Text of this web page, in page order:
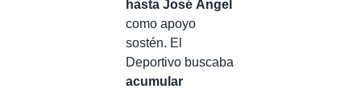
hasta José Ángel
como apoyo
sostén. El
Deportivo buscaba
acumular